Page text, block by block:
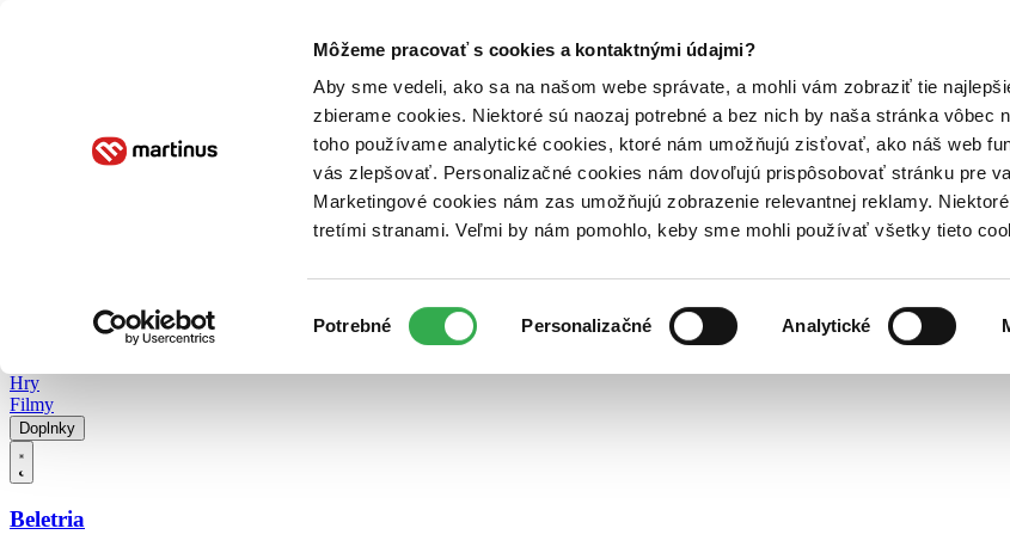
Môžeme pracovať s cookies a kontaktnými údajmi?
Aby sme vedeli, ako sa na našom webe správate, a mohli vám zobraziť tie
zbierame cookies. Niektoré sú naozaj potrebné a bez nich by naša stránka vôbec
toho používame analytické cookies, ktoré nám umožňujú zisťovať, ako náš web
vás zlepšovať. Personalizačné cookies nám dovoľujú prispôsobovať stránku pre
Marketingové cookies nám zas umožňujú zobrazenie relevantnej reklamy.
tretími stranami. Veľmi by nám pomohlo, keby sme mohli používať všetky tieto
súhlasu
Potrebné Personalizačné Analytické
Poukážky Kontakt
Hry
Filmy
Doplnky
Beletria